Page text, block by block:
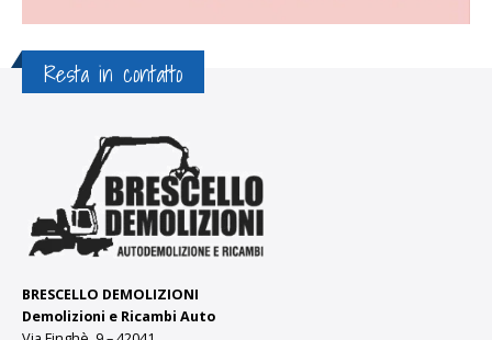
Resta in contatto
BRESCELLO DEMOLIZIONI
Demolizioni e Ricambi Auto